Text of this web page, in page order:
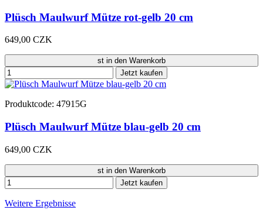
Plüsch Maulwurf Mütze rot-gelb 20 cm
649,00 CZK
st in den Warenkorb
Jetzt kaufen
Produktcode: 47915G
Plüsch Maulwurf Mütze blau-gelb 20 cm
649,00 CZK
st in den Warenkorb
Jetzt kaufen
Weitere Ergebnisse